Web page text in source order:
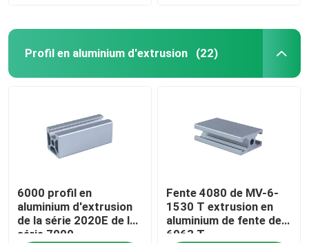
Profil en aluminium d'extrusion (22)
6000 profil en
aluminium d'extrusion
de la série 2020E de la
série 7000
Fente 4080 de MV-6-
1530 T extrusion en
aluminium de fente de
6063 T